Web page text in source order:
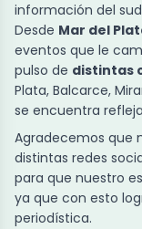
información del
Desde Mar del
eventos que le
pulso de distintas
Plata, Balcarce,
se encuentra
Agradecemos que
distintas redes
para que nuestro
ya que con esto
periodística.